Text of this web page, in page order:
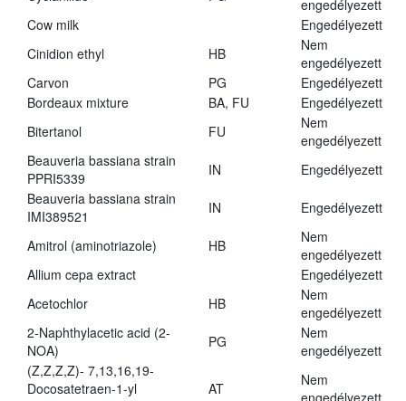
engedélyezett
Cow milk
Engedélyezett
Cinidion ethyl
HB
Nem
engedélyezett
Carvon
PG
Engedélyezett
Bordeaux mixture
BA, FU
Engedélyezett
Bitertanol
FU
Nem
engedélyezett
Beauveria bassiana strain
PPRI5339
IN
Engedélyezett
Beauveria bassiana strain
IMI389521
IN Engedélyezett
Amitrol (aminotriazole) HB
Nem
engedélyezett
Allium cepa extract
Engedélyezett
Acetochlor
HB
Nem
engedélyezett
2-Naphthylacetic acid (2-
NOA)
PG
Nem
engedélyezett
(Z,Z,Z,Z)- 7,13,16,19-
Docosatetraen-1-yl
AT
Nem